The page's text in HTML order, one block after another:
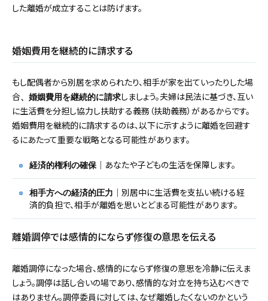
した離婚が成立することは防げます。
婚姻費用を継続的に請求する
もし配偶者から別居を求められたり、相手が家を出ていったりした場
合、婚姻費用を継続的に請求しましょう。夫婦は民法に基づき、互い
に生活費を分担し協力し扶助する義務（扶助義務）があるからです。
婚姻費用を継続的に請求するのは、以下に示すように離婚を回避す
るにあたって重要な戦略となる可能性があります。
経済的権利の確保 ｜あなたや子どもの生活を保障します。
相手方への経済的圧力 ｜別居中に生活費を支払い続ける経
済的負担で、相手が離婚を思いとどまる可能性があります。
離婚調停では感情的にならず修復の意思を伝える
離婚調停になった場合、感情的にならず修復の意思を冷静に伝えま
しょう。調停は話し合いの場であり、感情的な対立を持ち込むべきで
はありません。調停委員に対しては、なぜ離婚したくないのかという